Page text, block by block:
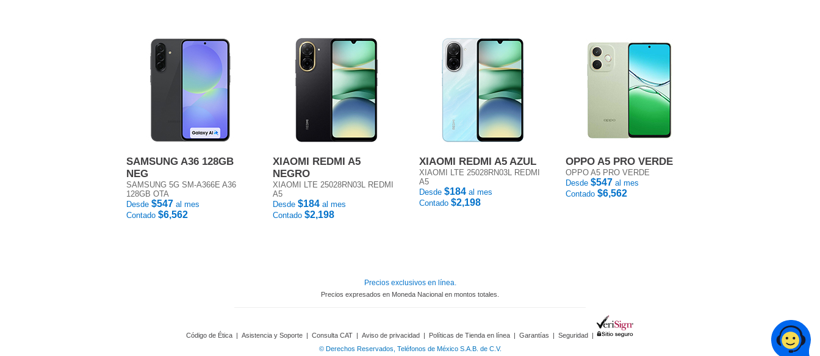
SAMSUNG A36 128GB
NEG
SAMSUNG 5G SM-A366E A36
128GB OTA
Desde $547 al mes
Contado $6,562
XIAOMI REDMI A5
NEGRO
XIAOMI LTE 25028RN03L REDMI
A5
Desde $184 al mes
Contado $2,198
XIAOMI REDMI A5 AZUL
XIAOMI LTE 25028RN03L REDMI
A5
Desde $184 al mes
Contado $2,198
OPPO A5 PRO VERDE
OPPO A5 PRO VERDE
Desde $547 al mes
Contado $6,562
Precios exclusivos en línea.
Precios expresados en Moneda Nacional en montos totales.
Código de Ética | Asistencia y Soporte | Consulta CAT | Aviso de privacidad | Políticas de Tienda en línea | Garantías | Seguridad |
© Derechos Reservados, Teléfonos de México S.A.B. de C.V.